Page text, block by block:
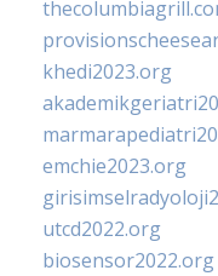
khedi2023.org
emchie2023.org
utcd2022.org
biosensor2022.org